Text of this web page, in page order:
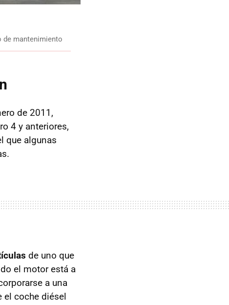
de mantenimiento
de 2011,
4 y anteriores,
que algunas
de uno que
el motor está a
a una
el coche diésel